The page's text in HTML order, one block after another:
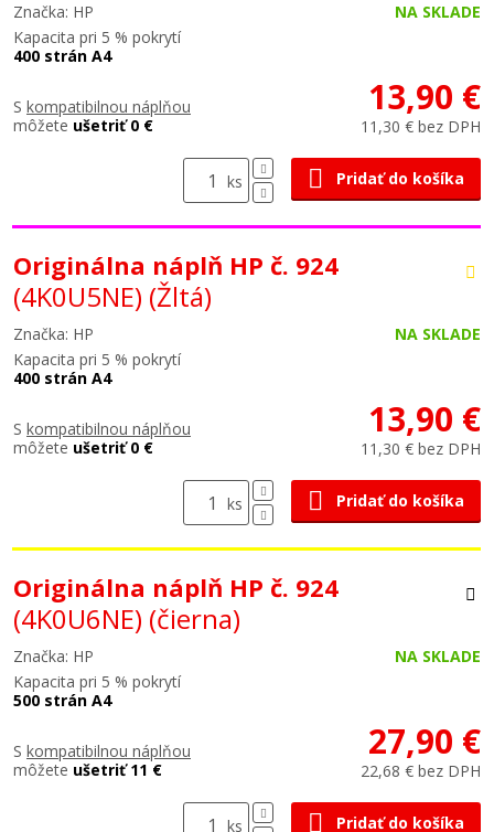
Značka: HP
NA SKLADE
Kapacita pri 5 % pokrytí
400 strán A4
S kompatibilnou náplňou
môžete ušetriť 0 €
13,90 €
11,30 € bez DPH
ks Pridať do košíka
Originálna náplň HP č. 924
(4K0U5NE) (Žltá)
Značka: HP
NA SKLADE
Kapacita pri 5 % pokrytí
400 strán A4
S kompatibilnou náplňou
môžete ušetriť 0 €
13,90 €
11,30 € bez DPH
ks Pridať do košíka
Originálna náplň HP č. 924
(4K0U6NE) (čierna)
Značka: HP
NA SKLADE
Kapacita pri 5 % pokrytí
500 strán A4
S kompatibilnou náplňou
môžete ušetriť 11 €
27,90 €
22,68 € bez DPH
ks Pridať do košíka